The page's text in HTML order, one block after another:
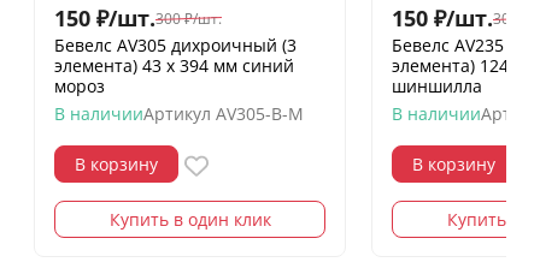
150 ₽/шт.300 ₽/шт.
Бевелс AV305 дихроичный (3
элемента) 43 х 394 мм синий
мороз
В наличииАртикул AV305-B-M
В корзину
Купить в один клик
150 ₽/шт.300
Бевелс AV235
элемента) 124 х
шиншилла
В наличии
В корзину
Купить в